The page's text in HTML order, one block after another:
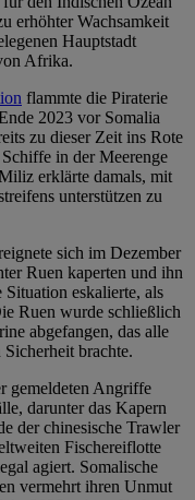
erhöhter Wachsamkeit
Hauptstadt
Afrika.
flammte die Piraterie
2023 vor Somalia
zu dieser Zeit ins Rote
in der Meerenge
erklärte damals, mit
unterstützen zu
sich im Dezember
Ruen kaperten und ihn
eskalierte, als
Ruen wurde schließlich
abgefangen, das alle
brachte.
gemeldeten Angriffe
darunter das Kapern
der chinesische Trawler
Fischereiflotte
agiert. Somalische
vermehrt ihren Unmut